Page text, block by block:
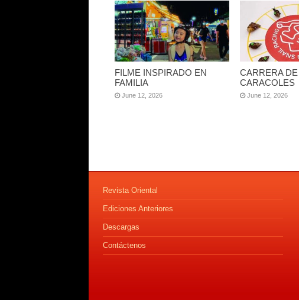
FILME INSPIRADO EN
FAMILIA
June 12, 2026
CARRERA DE
CARACOLES
June 12, 2026
Revista Oriental
Ediciones Anteriores
Descargas
Contáctenos